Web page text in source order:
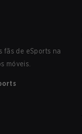
fãs de eSports na
móveis.